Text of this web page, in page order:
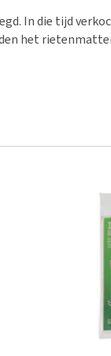
en dementie
hond plast in
In die tijd
het